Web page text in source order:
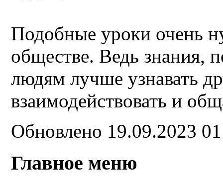
Подобные уроки очень
обществе. Ведь знания,
людям лучше узнавать
взаимодействовать и
Обновлено 19.09.2023
Главное меню